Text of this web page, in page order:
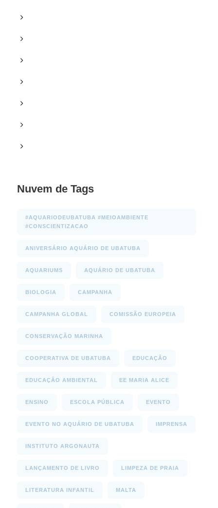
Nuvem de Tags
#AQUARIODEUBATUBA #MEIOAMBIENTE
#CONSCIENTIZACAO
ANIVERSÁRIO AQUÁRIO DE UBATUBA
AQUARIUMS AQUÁRIO DE UBATUBA
BIOLOGIA CAMPANHA
CAMPANHA GLOBAL COMISSÃO EUROPEIA
CONSERVAÇÃO MARINHA
COOPERATIVA DE UBATUBA EDUCAÇÃO
EDUCAÇÃO AMBIENTAL EE MARIA ALICE
ENSINO ESCOLA PÚBLICA EVENTO
EVENTO NO AQUÁRIO DE UBATUBA IMPRENSA
INSTITUTO ARGONAUTA
LANÇAMENTO DE LIVRO LIMPEZA DE PRAIA
LITERATURA INFANTIL MALTA